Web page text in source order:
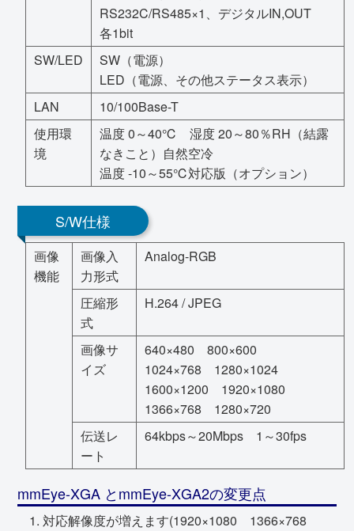
RS232C/RS485×1、デジタルIN,OUT
各1bit
SW/LED
SW（電源）
LED（電源、その他ステータス表示）
LAN
10/100Base-T
使用環
境
温度 0～40℃ 湿度 20～80％RH（結露
なきこと）自然空冷
温度 -10～55℃対応版（オプション）
S/W仕様
画像
機能
画像入
力形式
Analog-RGB
圧縮形
式
H.264 / JPEG
画像サ
イズ
640×480 800×600
1024×768 1280×1024
1600×1200 1920×1080
1366×768 1280×720
伝送レ
ート
64kbps～20Mbps 1～30fps
mmEye-XGA とmmEye-XGA2の変更点
対応解像度が増えます(1920×1080 1366×768